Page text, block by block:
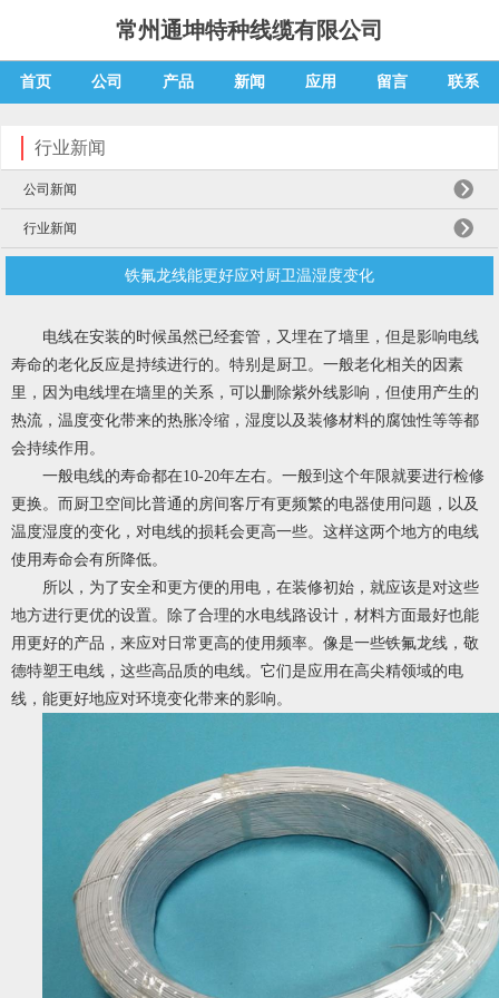
常州通坤特种线缆有限公司
首页 公司 产品 新闻 应用 留言 联系
行业新闻
公司新闻
行业新闻
铁氟龙线能更好应对厨卫温湿度变化
电线在安装的时候虽然已经套管，又埋在了墙里，但是影响电线
寿命的老化反应是持续进行的。特别是厨卫。一般老化相关的因素
里，因为电线埋在墙里的关系，可以删除紫外线影响，但使用产生的
热流，温度变化带来的热胀冷缩，湿度以及装修材料的腐蚀性等等都
会持续作用。
一般电线的寿命都在10-20年左右。一般到这个年限就要进行检修
更换。而厨卫空间比普通的房间客厅有更频繁的电器使用问题，以及
温度湿度的变化，对电线的损耗会更高一些。这样这两个地方的电线
使用寿命会有所降低。
所以，为了安全和更方便的用电，在装修初始，就应该是对这些
地方进行更优的设置。除了合理的水电线路设计，材料方面最好也能
用更好的产品，来应对日常更高的使用频率。像是一些铁氟龙线 ，敬
德特塑王电线，这些高品质的电线。它们是应用在高尖精领域的电
线，能更好地应对环境变化带来的影响。